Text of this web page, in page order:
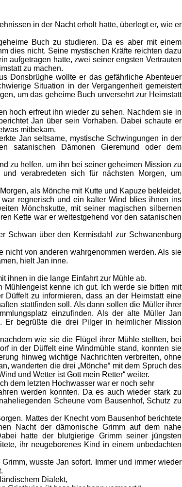
in der Nacht erholt hatte, überlegt er, wie er
Buch zu studieren. Da es aber mit einem
dies nicht. Seine mystischen Kräfte reichten dazu
aufgetragen hatte, zwei seiner engsten Vertrauten
zu machen.
Donsbrüghe wollte er das gefährliche Abenteuer
Situation in der Vergangenheit gemeistert
um das geheime Buch unversehrt zur Heimstatt
hoch erfreut ihn wieder zu sehen. Nachdem sie in
Jan über sein Vorhaben. Dabei schaute er
mitbekam.
Jan seltsame, mystische Schwingungen in der
satanischen Dämonen Gieremund oder dem
zu helfen, um ihn bei seiner geheimen Mission zu
verabredeten sich für nächsten Morgen, um
als Mönche mit Kutte und Kapuze bekleidet,
regnerisch und ein kalter Wind blies ihnen ins
Mönchskutte, mit seiner magischen silbernen
Kette war er weitestgehend vor den satanischen
Schwan über den Kermisdahl zur Schwanenburg
nicht von anderen wahrgenommen werden. Als sie
hielt Jan inne.
ihnen in die lange Einfahrt zur Mühle ab.
kenne ich gut. Ich werde sie bitten mit
zu informieren, dass an der Heimstatt eine
stattfinden soll. Als dann sollen die Müller ihrer
einzufinden. Als der alte Müller Jan
begrüßte die drei Pilger in heimlicher Mission
wie sie die Flügel ihrer Mühle stellten, bei
in der Düffelt eine Windmühle stand, konnten sie
hinweg wichtige Nachrichten verbreiten, ohne
wanderten die drei „Mönche“ mit dem Spruch des
und Wetter ist Gott mein Retter“ weiter.
dem letzten Hochwasser war er noch sehr
werden konnten. Da es auch wieder stark zu
Scheune vom Bausenhof, Schutz zu
Mattes der Knecht vom Bausenhof berichtete
Nacht der dämonische Grimm auf dem nahe
hatte der blutgierige Grimm seiner jüngsten
ihr neugeborenes Kind in einem unbedachten
wusste Jan sofort. Immer und immer wieder
Dialekt,